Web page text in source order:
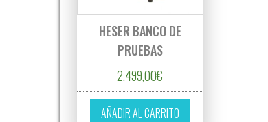
HESER BANCO DE
PRUEBAS
2.499,00€
AÑADIR AL CARRITO